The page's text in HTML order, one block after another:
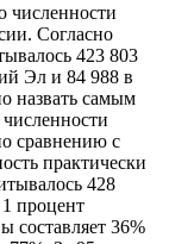
численности
Согласно
423 803
Эл и 84 988 в
назвать самым
сравнению с
практически
428
процент
составляет 36%